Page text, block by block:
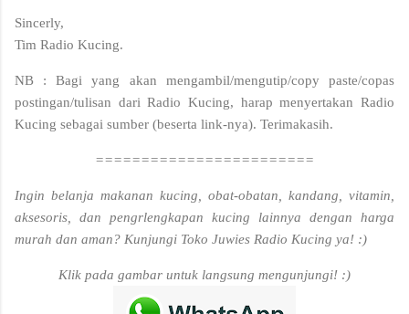
Sincerly,
Tim Radio Kucing.
NB : Bagi yang akan mengambil/mengutip/copy paste/copas
postingan/tulisan dari Radio Kucing, harap menyertakan Radio
Kucing sebagai sumber (beserta link-nya). Terimakasih.
========================
Ingin belanja makanan kucing, obat-obatan, kandang, vitamin,
aksesoris, dan pengrlengkapan kucing lainnya dengan harga
murah dan aman? Kunjungi Toko Juwies Radio Kucing ya! :)
Klik pada gambar untuk langsung mengunjungi! :)